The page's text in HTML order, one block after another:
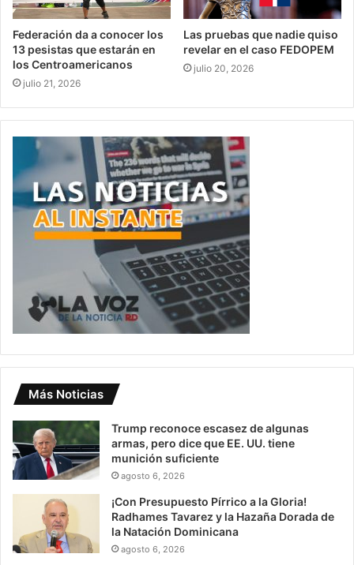
Federación da a conocer los
13 pesistas que estarán en
los Centroamericanos
julio 21, 2026
Las pruebas que nadie quiso
revelar en el caso FEDOPEM
julio 20, 2026
Más Noticias
Trump reconoce escasez de algunas
armas, pero dice que EE. UU. tiene
munición suficiente
agosto 6, 2026
¡Con Presupuesto Pírrico a la Gloria!
Radhames Tavarez y la Hazaña Dorada de
la Natación Dominicana
agosto 6, 2026